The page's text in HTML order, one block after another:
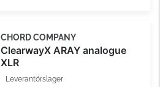
CHORD COMPANY
ClearwayX ARAY analogue
XLR
Leverantörslager